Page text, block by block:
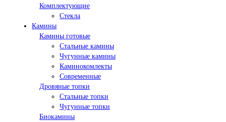
Комплектующие
Стекла
Камины
Камины готовые
Стальные камины
Чугунные камины
Каминокомлекты
Современные
Дровяные топки
Стальные топки
Чугунные топки
Биокамины